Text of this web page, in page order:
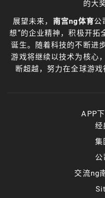
的大
展望未来， 南宫ng体育公
想”的企业精神，积极开拓
诞生。随着科技的不断进
游戏将继续以技术为核心
断超越，努力在全球游
APP
经
集
公
交流ng